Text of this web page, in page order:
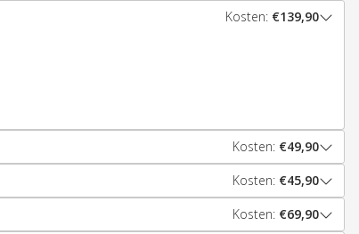
Kosten: €139,90
Kosten: €49,90
Kosten: €45,90
Kosten: €69,90